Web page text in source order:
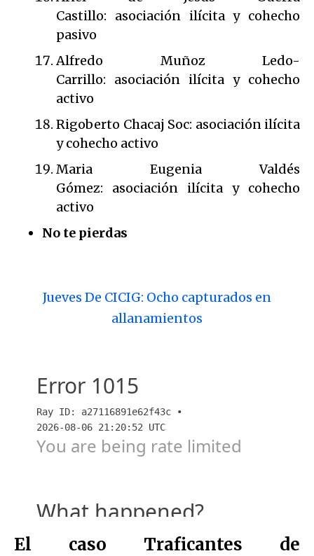
Castillo: asociación ilícita y cohecho
pasivo
Alfredo Muñoz Ledo-
Carrillo: asociación ilícita y cohecho
activo
Rigoberto Chacaj Soc: asociación ilícita
y cohecho activo
Maria Eugenia Valdés
Gómez: asociación ilícita y cohecho
activo
No te pierdas
Jueves De CICIG: Ocho capturados en
allanamientos
El caso Traficantes de